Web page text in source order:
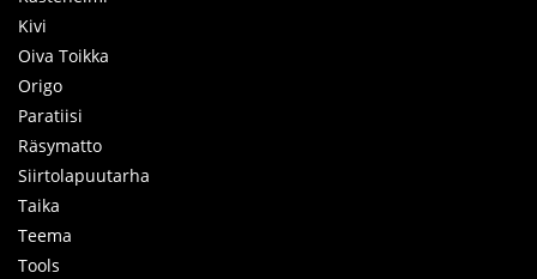
Kivi
Oiva Toikka
Origo
Paratiisi
Räsymatto
Siirtolapuutarha
Taika
Teema
Tools